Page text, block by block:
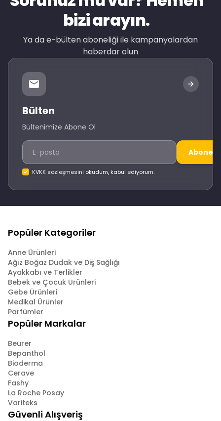
bizi arayın.
Ya da e-bülten aboneliği ile kampanyalardan
haberdar olun
Bülten
Bültenimize Abone Ol
Abone
KVKK sözleşmesini okudum, kabul ediyorum.
Popüler Kategoriler
Anne Ürünleri
Ağız Boğaz Dudak ve Diş Sağlığı
Ayakkabı ve Terlikler
Bebek ve Çocuk Ürünleri
Gebe Ürünleri
Medikal Ürünler
Parfümler
Popüler Markalar
Beurer
Bepanthol
Bioderma
Cerave
Fashy
La Roche Posay
Variteks
Güvenli Alışveriş